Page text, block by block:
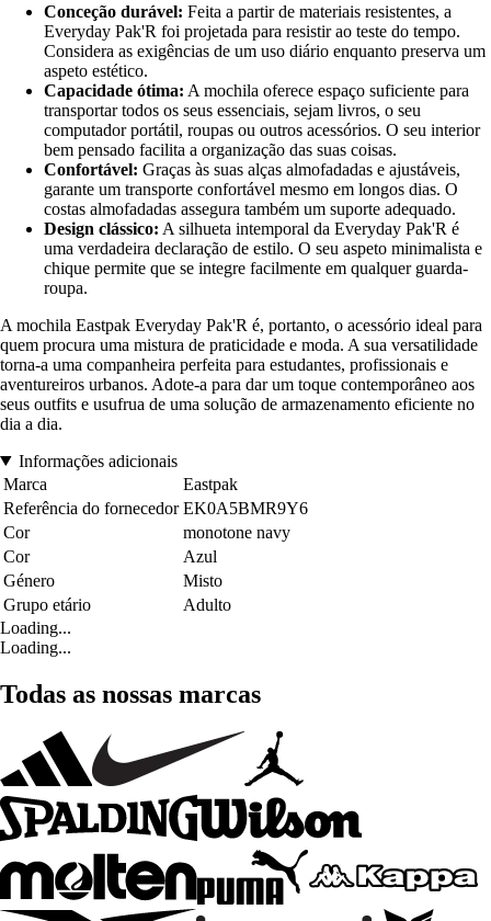
Conceção durável: Feita a partir de materiais resistentes, a
Everyday Pak'R foi projetada para resistir ao teste do tempo.
Considera as exigências de um uso diário enquanto preserva um
aspeto estético.
Capacidade ótima: A mochila oferece espaço suficiente para
transportar todos os seus essenciais, sejam livros, o seu
computador portátil, roupas ou outros acessórios. O seu interior
bem pensado facilita a organização das suas coisas.
Confortável: Graças às suas alças almofadadas e ajustáveis,
garante um transporte confortável mesmo em longos dias. O
costas almofadadas assegura também um suporte adequado.
Design clássico: A silhueta intemporal da Everyday Pak'R é
uma verdadeira declaração de estilo. O seu aspeto minimalista e
chique permite que se integre facilmente em qualquer guarda-
roupa.
A mochila Eastpak Everyday Pak'R é, portanto, o acessório ideal para
quem procura uma mistura de praticidade e moda. A sua versatilidade
torna-a uma companheira perfeita para estudantes, profissionais e
aventureiros urbanos. Adote-a para dar um toque contemporâneo aos
seus outfits e usufrua de uma solução de armazenamento eficiente no
dia a dia.
Informações adicionais
Marca
Eastpak
Referência do fornecedor EK0A5BMR9Y6
Cor
monotone navy
Cor
Azul
Género
Misto
Grupo etário
Adulto
Loading...
Loading...
Todas as nossas marcas